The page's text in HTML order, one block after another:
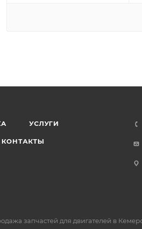
УСЛУГИ
КОНТАКТЫ
запчастей для двигателей в